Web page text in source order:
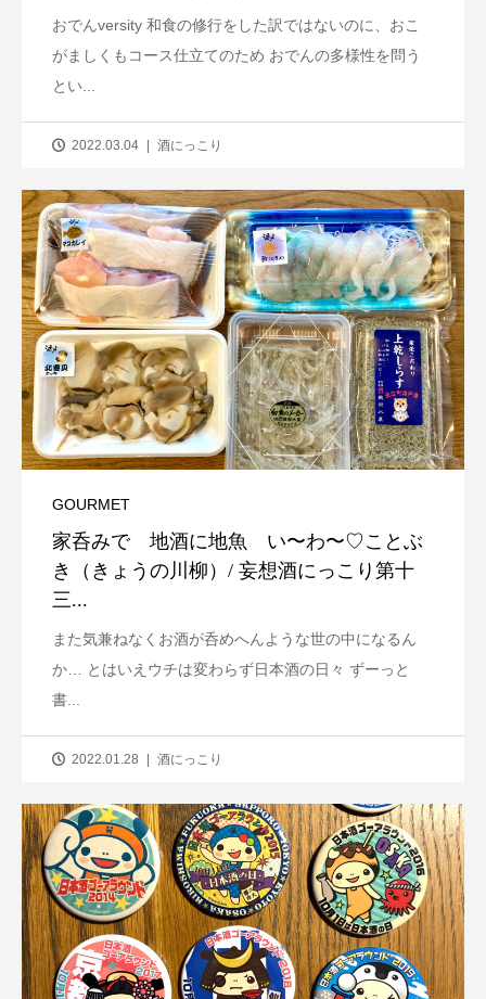
おでんversity 和食の修行をした訳ではないのに、おこ
がましくもコース仕立てのため おでんの多様性を問う
とい...
2022.03.04 酒にっこり
GOURMET
家呑みで 地酒に地魚 い〜わ〜♡ことぶ
き（きょうの川柳）/ 妄想酒にっこり第十
三...
また気兼ねなくお酒が呑めへんような世の中になるん
か… とはいえウチは変わらず日本酒の日々 ずーっと
書...
2022.01.28 酒にっこり